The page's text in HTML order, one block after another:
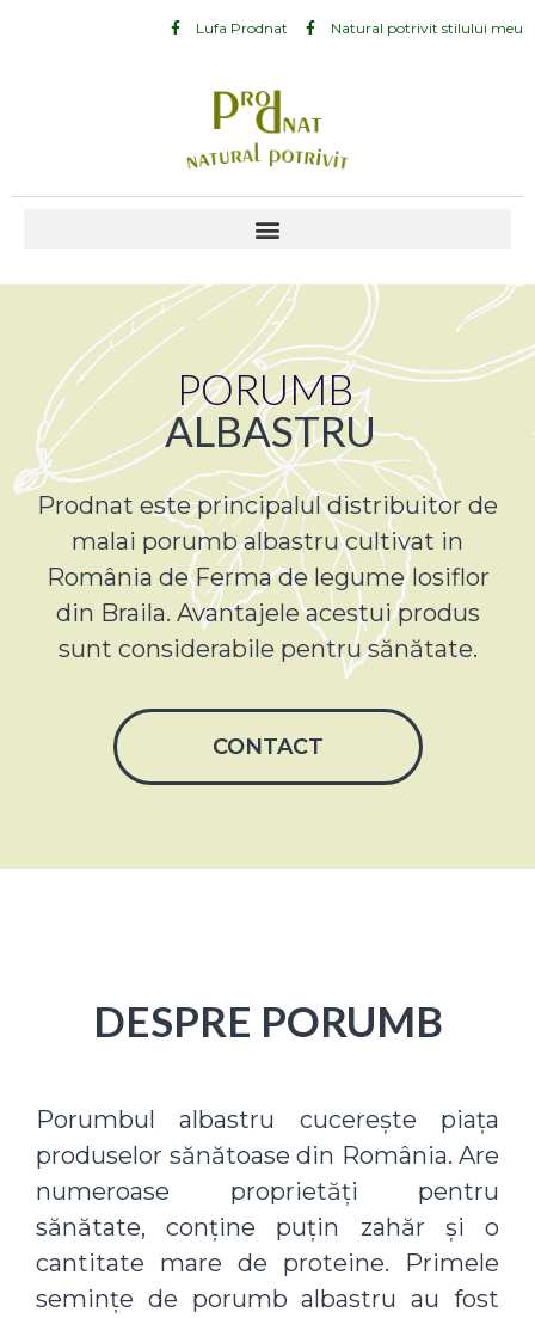
Lufa Prodnat Natural potrivit stilului meu
PORUMB
ALBASTRU
Prodnat este principalul distribuitor de
malai porumb albastru cultivat in
România de Ferma de legume Iosiflor
din Braila. Avantajele acestui produs
sunt considerabile pentru sănătate.
CONTACT
DESPRE PORUMB
Porumbul albastru cucerește piața
produselor sănătoase din România. Are
numeroase proprietăți pentru
sănătate, conține puțin zahăr și o
cantitate mare de proteine. Primele
semințe de porumb albastru au fost